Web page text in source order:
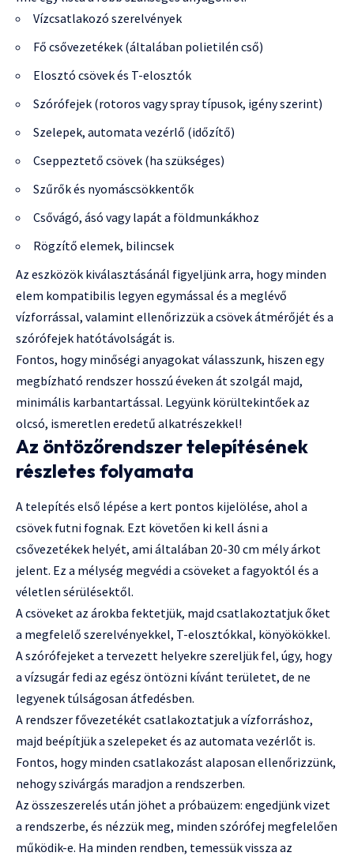
Vízcsatlakozó szerelvények
Fő csővezetékek (általában polietilén cső)
Elosztó csövek és T-elosztók
Szórófejek (rotoros vagy spray típusok, igény szerint)
Szelepek, automata vezérlő (időzítő)
Cseppeztető csövek (ha szükséges)
Szűrők és nyomáscsökkentők
Csővágó, ásó vagy lapát a földmunkákhoz
Rögzítő elemek, bilincsek
Az eszközök kiválasztásánál figyeljünk arra, hogy minden
elem kompatibilis legyen egymással és a meglévő
vízforrással, valamint ellenőrizzük a csövek átmérőjét és a
szórófejek hatótávolságát is.
Fontos, hogy minőségi anyagokat válasszunk, hiszen egy
megbízható rendszer hosszú éveken át szolgál majd,
minimális karbantartással. Legyünk körültekintőek az
olcsó, ismeretlen eredetű alkatrészekkel!
Az öntözőrendszer telepítésének
részletes folyamata
A telepítés első lépése a kert pontos kijelölése, ahol a
csövek futni fognak. Ezt követően ki kell ásni a
csővezetékek helyét, ami általában 20-30 cm mély árkot
jelent. Ez a mélység megvédi a csöveket a fagyoktól és a
véletlen sérülésektől.
A csöveket az árokba fektetjük, majd csatlakoztatjuk őket
a megfelelő szerelvényekkel, T-elosztókkal, könyökökkel.
A szórófejeket a tervezett helyekre szereljük fel, úgy, hogy
a vízsugár fedi az egész öntözni kívánt területet, de ne
legyenek túlságosan átfedésben.
A rendszer fővezetékét csatlakoztatjuk a vízforráshoz,
majd beépítjük a szelepeket és az automata vezérlőt is.
Fontos, hogy minden csatlakozást alaposan ellenőrizzünk,
nehogy szivárgás maradjon a rendszerben.
Az összeszerelés után jöhet a próbaüzem: engedjünk vizet
a rendszerbe, és nézzük meg, minden szórófej megfelelően
működik-e. Ha minden rendben, temessük vissza az